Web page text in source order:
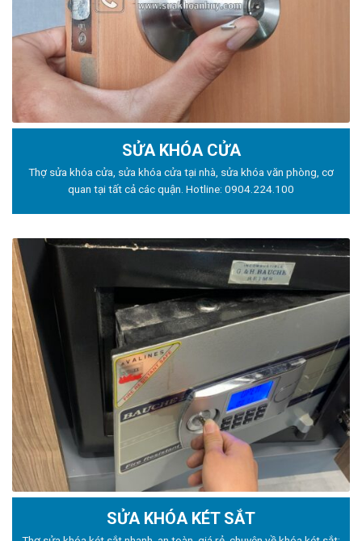
SỬA KHÓA CỬA
Thợ sửa khóa cửa, sửa khóa cửa tại nhà, sửa khóa văn phòng, cơ
quan tại tất cả các quận. Hotline: 0904.224.100
SỬA KHÓA KÉT SẮT